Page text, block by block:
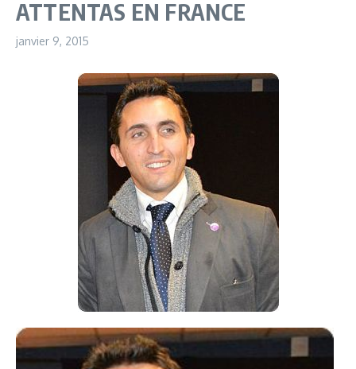
ATTENTAS EN FRANCE
janvier 9, 2015